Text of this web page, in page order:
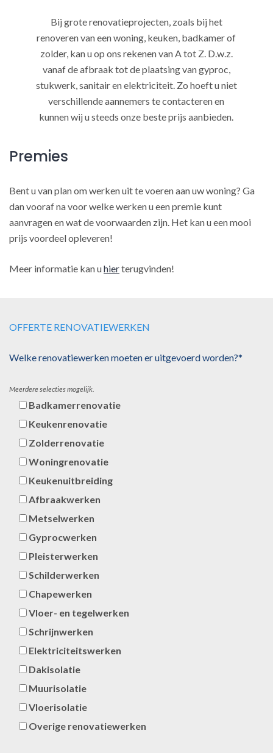
Bij grote renovatieprojecten, zoals bij het
renoveren van een woning, keuken, badkamer of
zolder, kan u op ons rekenen van A tot Z. D.w.z.
vanaf de afbraak tot de plaatsing van gyproc,
stukwerk, sanitair en elektriciteit. Zo hoeft u niet
verschillende aannemers te contacteren en
kunnen wij u steeds onze beste prijs aanbieden.
Premies
Bent u van plan om werken uit te voeren aan uw woning? Ga
dan vooraf na voor welke werken u een premie kunt
aanvragen en wat de voorwaarden zijn. Het kan u een mooi
prijs voordeel opleveren!
Meer informatie kan uhierterugvinden!
OFFERTE RENOVATIEWERKEN
Welke renovatiewerken moeten er uitgevoerd worden?*
Meerdere selecties mogelijk.
Badkamerrenovatie
Keukenrenovatie
Zolderrenovatie
Woningrenovatie
Keukenuitbreiding
Afbraakwerken
Metselwerken
Gyprocwerken
Pleisterwerken
Schilderwerken
Chapewerken
Vloer- en tegelwerken
Schrijnwerken
Elektriciteitswerken
Dakisolatie
Muurisolatie
Vloerisolatie
Overige renovatiewerken